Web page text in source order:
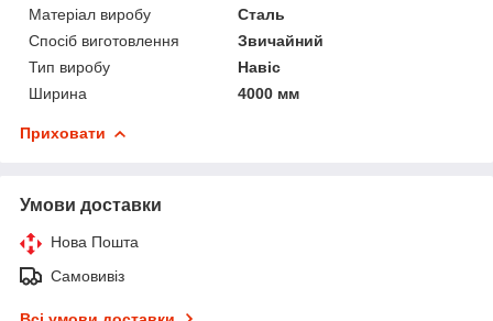
Матеріал виробу
Сталь
Спосіб виготовлення
Звичайний
Тип виробу
Навіс
Ширина
4000 мм
Приховати
Умови доставки
Нова Пошта
Самовивіз